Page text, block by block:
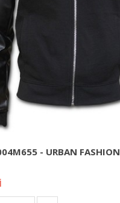
- URBAN FASHION